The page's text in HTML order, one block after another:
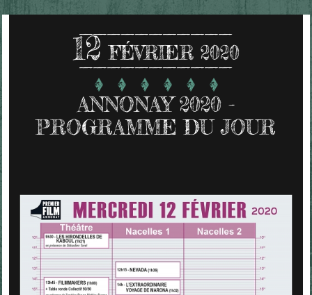
12 FÉVRIER 2020
ANNONAY 2020 -
PROGRAMME DU JOUR